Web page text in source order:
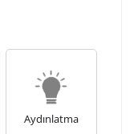
10/ 10
Aydınlatma